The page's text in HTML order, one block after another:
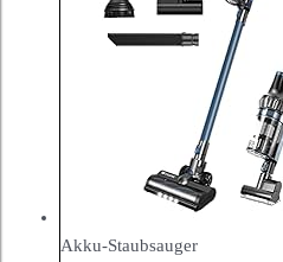
Akku-Staubsauger